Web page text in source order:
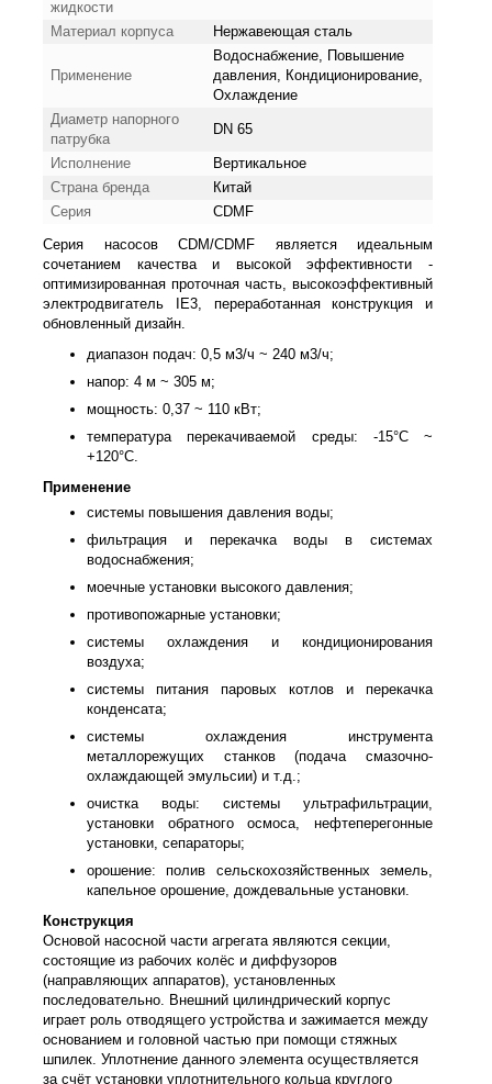
жидкости
Материал корпуса Нержавеющая сталь
Применение
Водоснабжение, Повышение
давления, Кондиционирование,
Охлаждение
Диаметр напорного
патрубка
DN 65
Исполнение
Вертикальное
Страна бренда
Китай
Серия
CDMF
Серия насосов CDM/CDMF является идеальным
сочетанием качества и высокой эффективности -
оптимизированная проточная часть, высокоэффективный
электродвигатель IE3, переработанная конструкция и
обновленный дизайн.
диапазон подач: 0,5 м3/ч ~ 240 м3/ч;
напор: 4 м ~ 305 м;
мощность: 0,37 ~ 110 кВт;
температура перекачиваемой среды: -15°С ~
+120°С.
Применение
системы повышения давления воды;
фильтрация и перекачка воды в системах
водоснабжения;
моечные установки высокого давления;
противопожарные установки;
системы охлаждения и кондиционирования
воздуха;
системы питания паровых котлов и перекачка
конденсата;
системы охлаждения инструмента
металлорежущих станков (подача смазочно-
охлаждающей эмульсии) и т.д.;
очистка воды: системы ультрафильтрации,
установки обратного осмоса, нефтеперегонные
установки, сепараторы;
орошение: полив сельскохозяйственных земель,
капельное орошение, дождевальные установки.
Конструкция
Основой насосной части агрегата являются секции,
состоящие из рабочих колёс и диффузоров
(направляющих аппаратов), установленных
последовательно. Внешний цилиндрический корпус
играет роль отводящего устройства и зажимается между
основанием и головной частью при помощи стяжных
шпилек. Уплотнение данного элемента осуществляется
за счёт установки уплотнительного кольца круглого